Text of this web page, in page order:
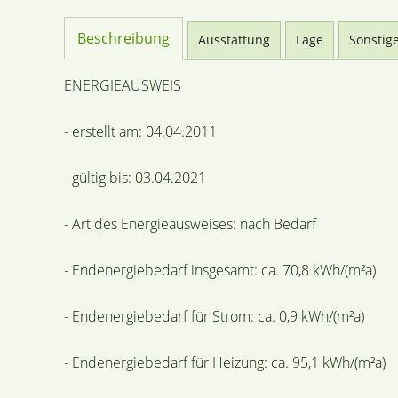
Beschreibung Ausstattung Lage
ENERGIEAUSWEIS
- erstellt am: 04.04.2011
- gültig bis: 03.04.2021
- Art des Energieausweises: nach Bedarf
- Endenergiebedarf insgesamt: ca. 70,8 kWh/(m²a)
- Endenergiebedarf für Strom: ca. 0,9 kWh/(m²a)
- Endenergiebedarf für Heizung: ca. 95,1 kWh/(m²a)